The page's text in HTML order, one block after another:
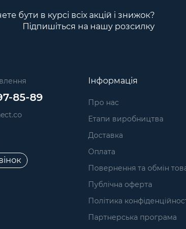
бути в курсі всіх акцій і знижок?
Підпишіться на нашу розсилку
85-89
Інформація
Про нас
Етапи виробництва
Доставка
Оплата
Повернення та обмін
Публічна оферта
Політика
Партнерська програма